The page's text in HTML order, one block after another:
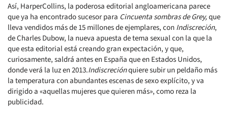
Así, HarperCollins, la poderosa editorial angloamericana parece
que ya ha encontrado sucesor para Cincuenta sombras de Grey,que
lleva vendidos más de 15 millones de ejemplares, con Indiscreción,
de Charles Dubow, la nueva apuesta de tema sexual con la que la
que esta editorial está creando gran expectación, y que,
curiosamente, saldrá antes en España que en Estados Unidos,
donde verá la luz en 2013.Indiscreciónquiere subir un peldaño más
la temperatura con abundantes escenas de sexo explícito, y va
dirigido a «aquellas mujeres que quieren más», como reza la
publicidad.